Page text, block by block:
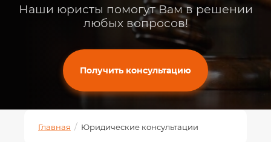
Наши юристы помогут Вам в решении
любых вопросов!
Получить консультацию
Главная / Юридические консультации